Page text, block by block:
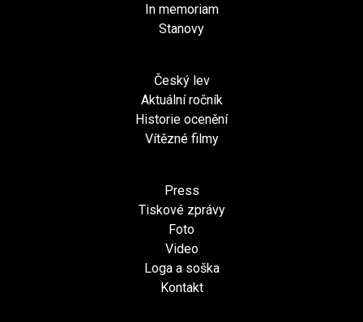
In memoriam
Stanovy
Český lev
Aktuální ročník
Historie ocenění
Vítězné filmy
Press
Tiskové zprávy
Foto
Video
Loga a soška
Kontakt